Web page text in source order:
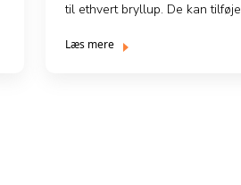
til ethvert bryllup. De kan tilføje
Læs mere